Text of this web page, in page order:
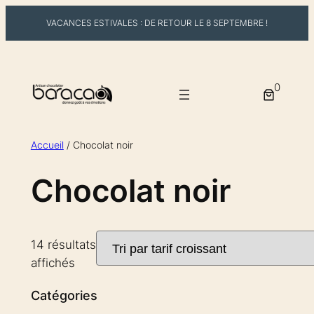
VACANCES ESTIVALES : DE RETOUR LE 8 SEPTEMBRE !
contenu
0
Accueil / Chocolat noir
Chocolat noir
14 résultats
affichésTrié
prix
Catégories